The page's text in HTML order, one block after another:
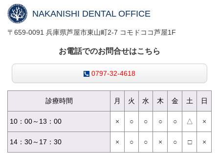
NAKANISHI DENTAL OFFICE
〒659-0091 兵庫県芦屋市東山町2-7 コモドココ芦屋1F
お電話でのお問合せはこちら
0797-32-4618
診療時間 月 火 水 木 金 土 日
10：00～13：00 × ○ ○ ○ ○ △ ×
14：30～17：30 × ○ ○ × ○ □ ×